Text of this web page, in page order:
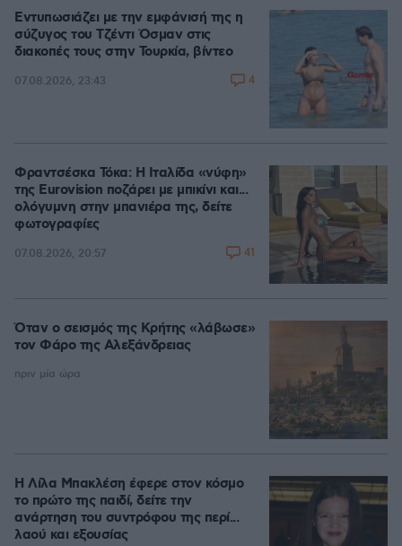
Εντυπωσιάζει με την εμφάνισή της η
σύζυγος του Τζέντι Όσμαν στις
διακοπές τους στην Τουρκία, βίντεο
07.08.2026, 23:43 4
Φραντσέσκα Τόκα: Η Ιταλίδα «νύφη»
της Eurovision ποζάρει με μπικίνι και...
ολόγυμνη στην μπανιέρα της, δείτε
φωτογραφίες
07.08.2026, 20:57 41
Όταν ο σεισμός της Κρήτης «λάβωσε»
τον Φάρο της Αλεξάνδρειας
πριν μία ώρα
Η Λίλα Μπακλέση έφερε στον κόσμο
το πρώτο της παιδί, δείτε την
ανάρτηση του συντρόφου της περί...
λαού και εξουσίας